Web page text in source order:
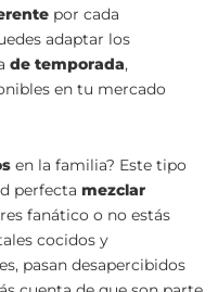
por cada
adaptar los
de temporada,
en tu mercado
en la familia? Este tipo
perfectamezclar
fanático o no estás
cocidos y
pasan desapercibidos